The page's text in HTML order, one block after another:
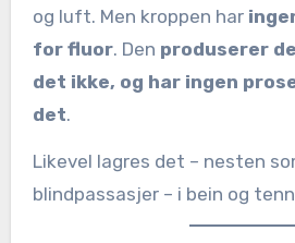
og luft. Men kroppen har
for fluor. Den produserer
det ikke, og har ingen
det.
Likevel lagres det – nesten
blindpassasjer – i bein og